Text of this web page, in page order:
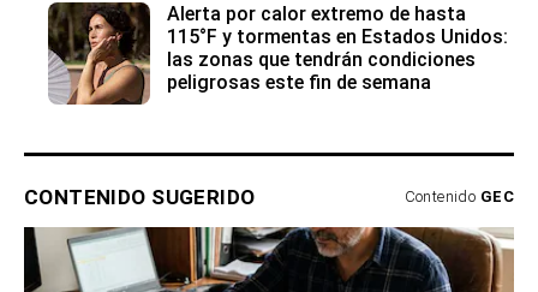
Alerta por calor extremo de hasta
115°F y tormentas en Estados Unidos:
las zonas que tendrán condiciones
peligrosas este fin de semana
CONTENIDO SUGERIDO Contenido GEC